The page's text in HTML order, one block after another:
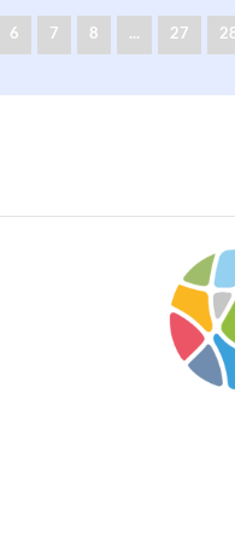
6 7 8 ... 27